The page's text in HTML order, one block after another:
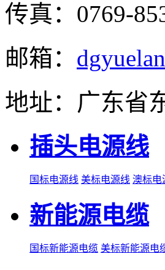
传真：0769-
邮箱：
地址：广东省
插头电源线
国标电源线 美标电源线 澳标电
新能源电缆
国标新能源电缆 美标新能源电